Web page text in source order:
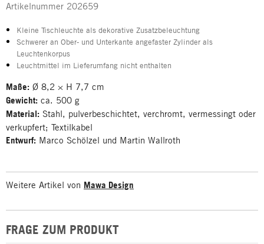
Artikelnummer 202659
Kleine Tischleuchte als dekorative Zusatzbeleuchtung
Schwerer an Ober- und Unterkante angefaster Zylinder als
Leuchtenkorpus
Leuchtmittel im Lieferumfang nicht enthalten
Maße: Ø 8,2 × H 7,7 cm
Gewicht: ca. 500 g
Material: Stahl, pulverbeschichtet, verchromt, vermessingt oder
verkupfert; Textilkabel
Entwurf: Marco Schölzel und Martin Wallroth
Weitere Artikel von Mawa Design
FRAGE ZUM PRODUKT